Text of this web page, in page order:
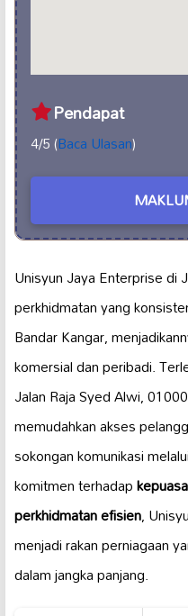
Pendapat
4/5 (Baca Ulasan)
Unisyun Jaya Enterprise di
perkhidmatan yang
Bandar Kangar,
komersial dan peribadi.
Jalan Raja Syed Alwi,
memudahkan akses
sokongan komunikasi
komitmen terhadap
perkhidmatan efisien,
menjadi rakan perniagaan
dalam jangka panjang.